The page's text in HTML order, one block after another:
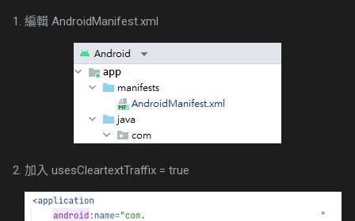
1. 編輯 AndroidManifest.xml
2. 加入 usesCleartextTraffix = true